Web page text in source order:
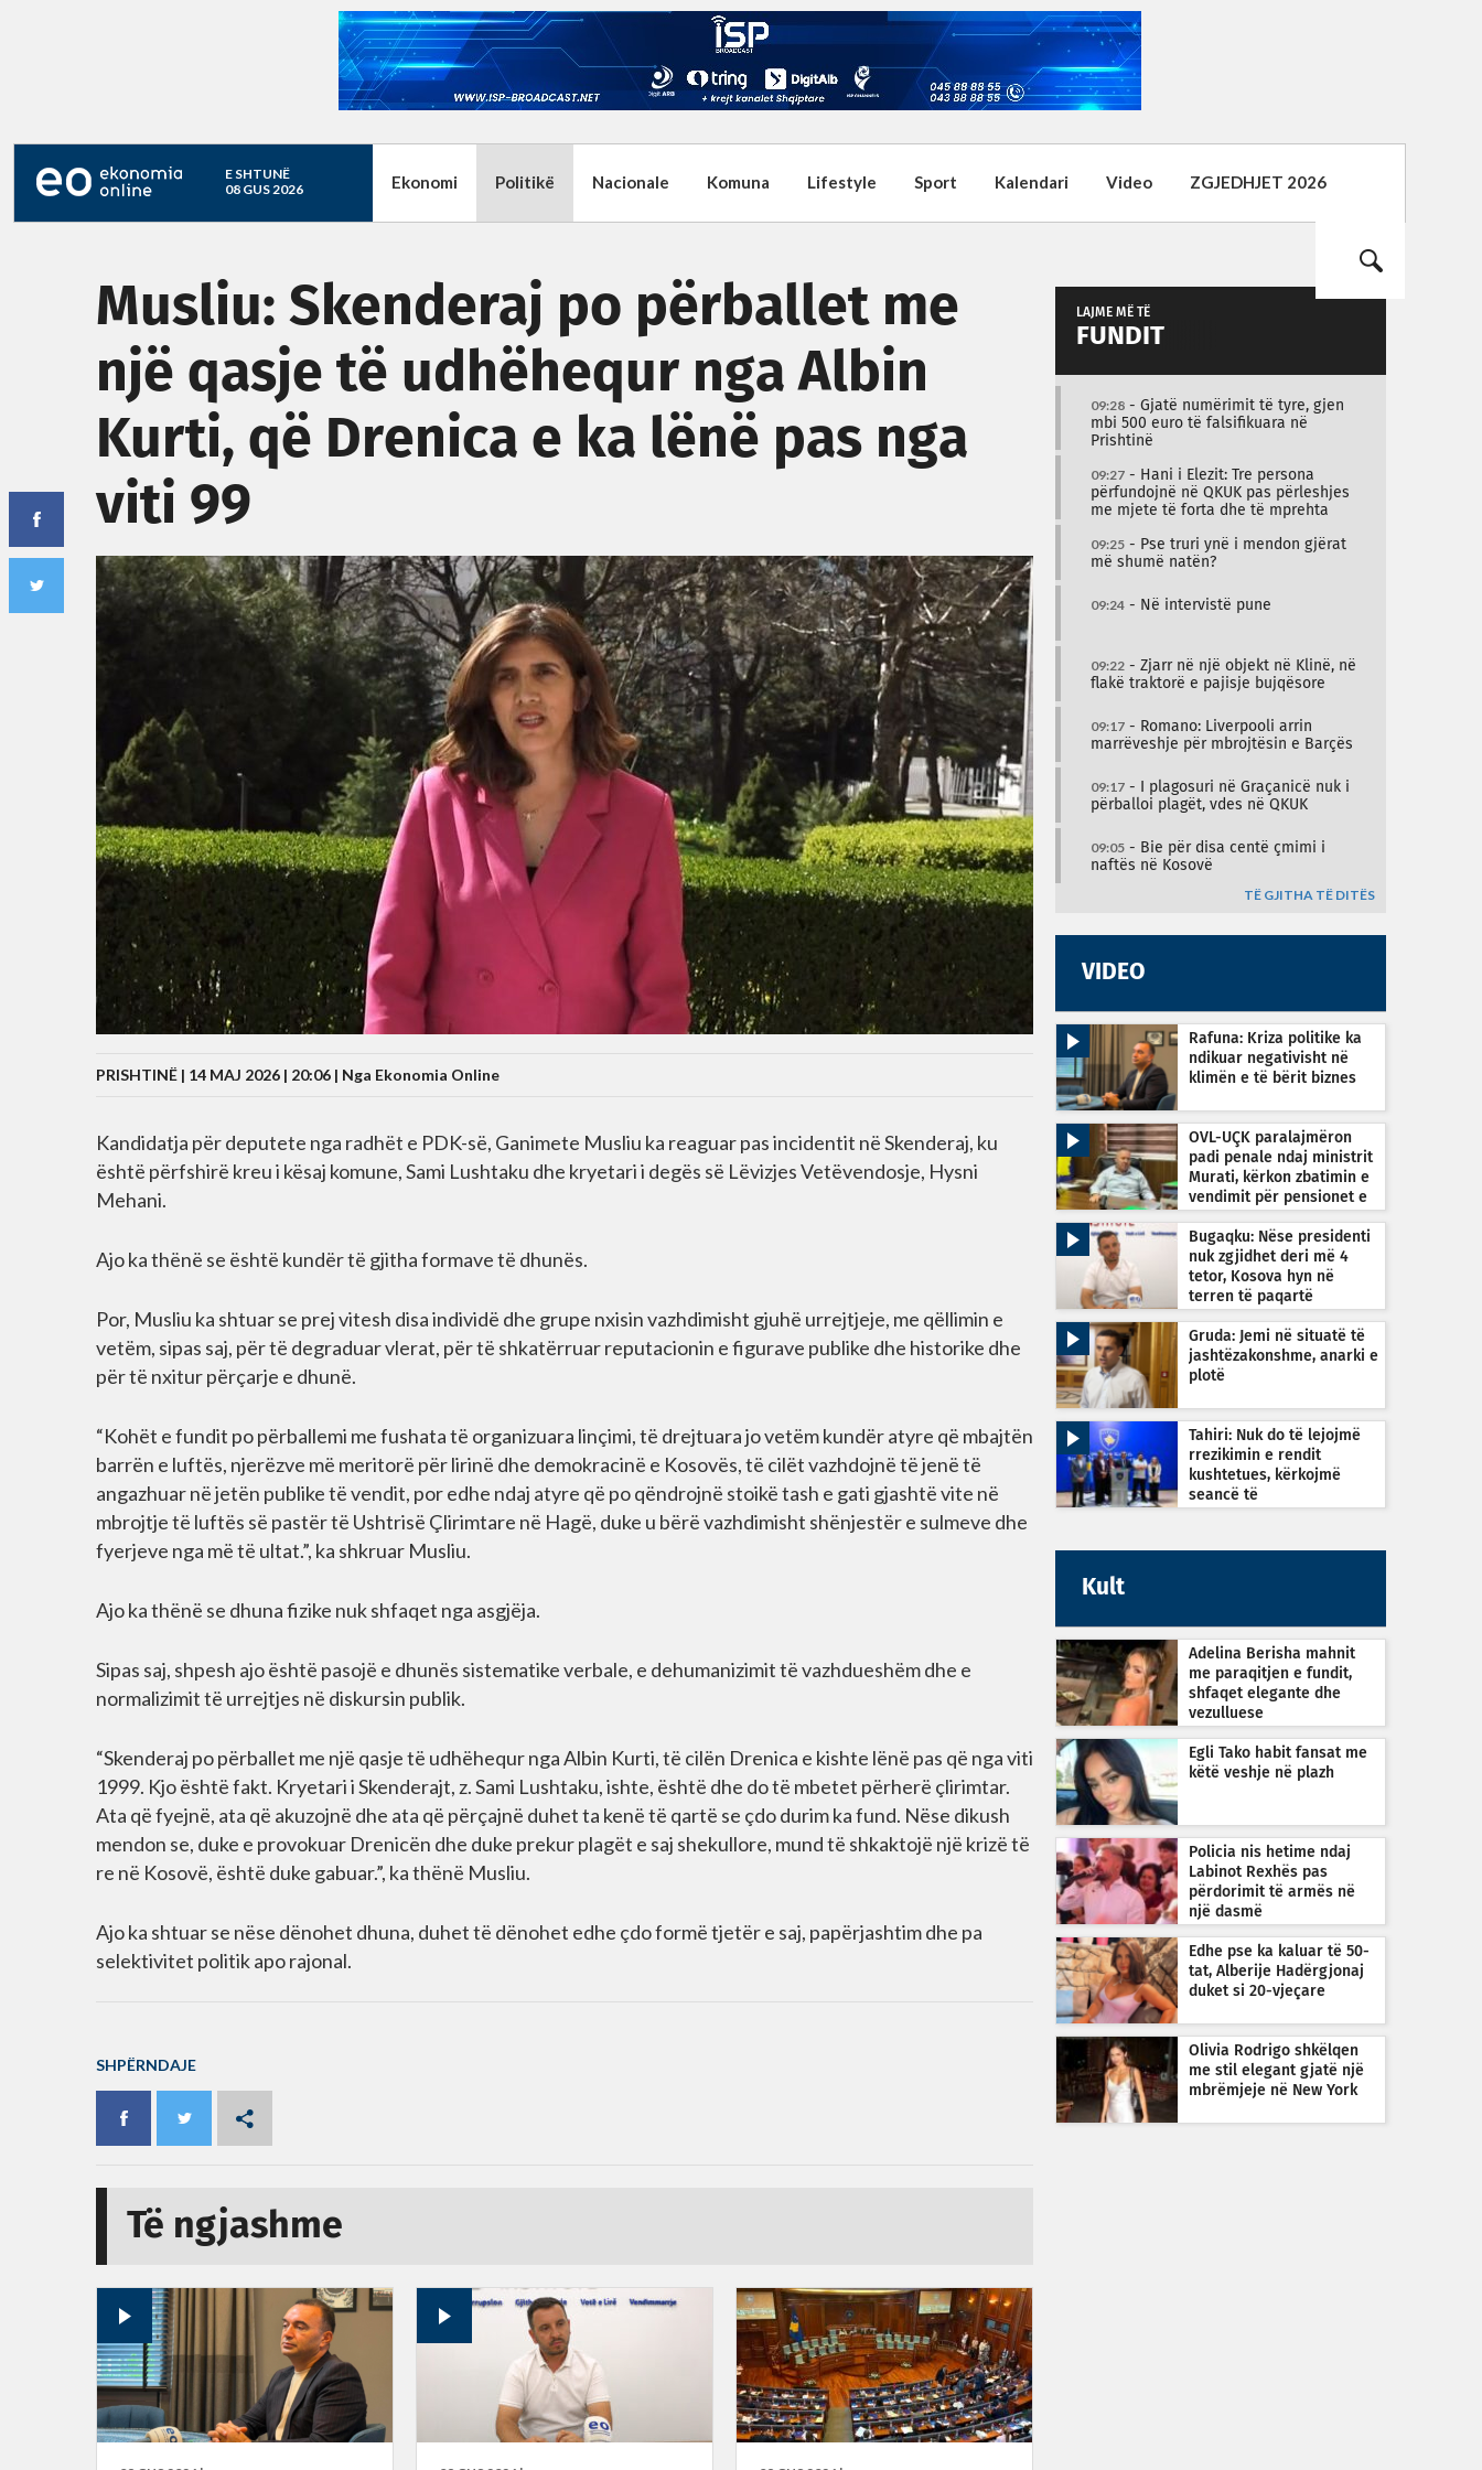
E SHTUNË
08 GUS 2026
Ekonomi Politikë Nacionale Komuna Lifestyle Sport Kalendari Video ZGJEDHJET 2026
Musliu: Skenderaj po përballet me
një qasje të udhëhequr nga Albin
Kurti, që Drenica e ka lënë pas nga
viti 99
PRISHTINË | 14 MAJ 2026 | 20:06 | Nga Ekonomia Online
Kandidatja për deputete nga radhët e PDK-së, Ganimete Musliu ka reaguar pas incidentit në Skenderaj, ku
është përfshirë kreu i kësaj komune, Sami Lushtaku dhe kryetari i degës së Lëvizjes Vetëvendosje, Hysni
Mehani.
Ajo ka thënë se është kundër të gjitha formave të dhunës.
Por, Musliu ka shtuar se prej vitesh disa individë dhe grupe nxisin vazhdimisht gjuhë urrejtjeje, me qëllimin e
vetëm, sipas saj, për të degraduar vlerat, për të shkatërruar reputacionin e figurave publike dhe historike dhe
për të nxitur përçarje e dhunë.
“Kohët e fundit po përballemi me fushata të organizuara linçimi, të drejtuara jo vetëm kundër atyre që mbajtën
barrën e luftës, njerëzve më meritorë për lirinë dhe demokracinë e Kosovës, të cilët vazhdojnë të jenë të
angazhuar në jetën publike të vendit, por edhe ndaj atyre që po qëndrojnë stoikë tash e gati gjashtë vite në
mbrojtje të luftës së pastër të Ushtrisë Çlirimtare në Hagë, duke u bërë vazhdimisht shënjestër e sulmeve dhe
fyerjeve nga më të ultat.”, ka shkruar Musliu.
Ajo ka thënë se dhuna fizike nuk shfaqet nga asgjëja.
Sipas saj, shpesh ajo është pasojë e dhunës sistematike verbale, e dehumanizimit të vazhdueshëm dhe e
normalizimit të urrejtjes në diskursin publik.
“Skenderaj po përballet me një qasje të udhëhequr nga Albin Kurti, të cilën Drenica e kishte lënë pas që nga viti
1999. Kjo është fakt. Kryetari i Skenderajt, z. Sami Lushtaku, ishte, është dhe do të mbetet përherë çlirimtar.
Ata që fyejnë, ata që akuzojnë dhe ata që përçajnë duhet ta kenë të qartë se çdo durim ka fund. Nëse dikush
mendon se, duke e provokuar Drenicën dhe duke prekur plagët e saj shekullore, mund të shkaktojë një krizë të
re në Kosovë, është duke gabuar.”, ka thënë Musliu.
Ajo ka shtuar se nëse dënohet dhuna, duhet të dënohet edhe çdo formë tjetër e saj, papërjashtim dhe pa
selektivitet politik apo rajonal.
SHPËRNDAJE
Të ngjashme
LAJME MË TË
FUNDIT
09:28 - Gjatë numërimit të tyre, gjen
mbi 500 euro të falsifikuara në
Prishtinë
09:27 - Hani i Elezit: Tre persona
përfundojnë në QKUK pas përleshjes
me mjete të forta dhe të mprehta
09:25 - Pse truri ynë i mendon gjërat
më shumë natën?
09:24 - Në intervistë pune
09:22 - Zjarr në një objekt në Klinë, në
flakë traktorë e pajisje bujqësore
09:17 - Romano: Liverpooli arrin
marrëveshje për mbrojtësin e Barçës
09:17 - I plagosuri në Graçanicë nuk i
përballoi plagët, vdes në QKUK
09:05 - Bie për disa centë çmimi i
naftës në Kosovë
TË GJITHA TË DITËS
VIDEO
Rafuna: Kriza politike ka
ndikuar negativisht në
klimën e të bërit biznes
OVL-UÇK paralajmëron
padi penale ndaj ministrit
Murati, kërkon zbatimin e
vendimit për pensionet e
Bugaqku: Nëse presidenti
nuk zgjidhet deri më 4
tetor, Kosova hyn në
terren të paqartë
Gruda: Jemi në situatë të
jashtëzakonshme, anarki e
plotë
Tahiri: Nuk do të lejojmë
rrezikimin e rendit
kushtetues, kërkojmë
seancë të
Kult
Adelina Berisha mahnit
me paraqitjen e fundit,
shfaqet elegante dhe
vezulluese
Egli Tako habit fansat me
këtë veshje në plazh
Policia nis hetime ndaj
Labinot Rexhës pas
përdorimit të armës në
një dasmë
Edhe pse ka kaluar të 50-
tat, Alberije Hadërgjonaj
duket si 20-vjeçare
Olivia Rodrigo shkëlqen
me stil elegant gjatë një
mbrëmjeje në New York